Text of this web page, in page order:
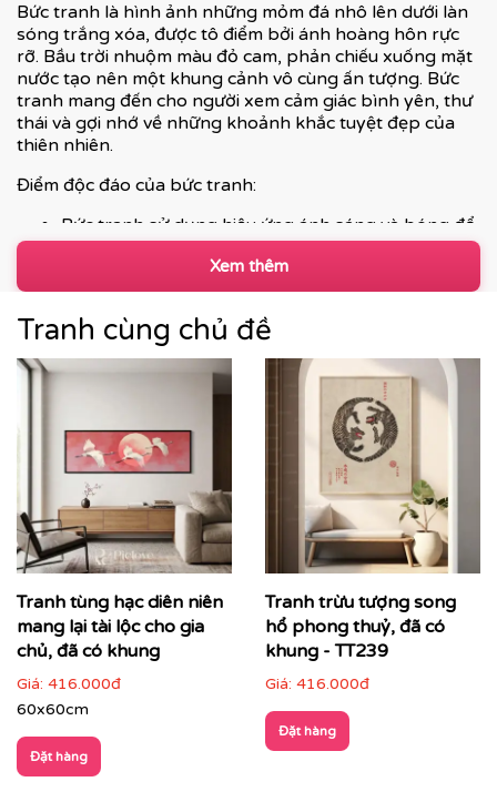
Bức tranh là hình ảnh những mỏm đá nhô lên dưới làn
sóng trắng xóa, được tô điểm bởi ánh hoàng hôn rực
rỡ. Bầu trời nhuộm màu đỏ cam, phản chiếu xuống mặt
nước tạo nên một khung cảnh vô cùng ấn tượng. Bức
tranh mang đến cho người xem cảm giác bình yên, thư
thái và gợi nhớ về những khoảnh khắc tuyệt đẹp của
thiên nhiên.
Điểm độc đáo của bức tranh:
Bức tranh sử dụng hiệu ứng ánh sáng và bóng đổ
để tạo nên chiều sâu và cảm giác huyền bí.
Sự kết hợp hài hòa giữa màu sắc rực rỡ của bầu
trời hoàng hôn và màu xanh của biển tạo nên một
khung cảnh ấn tượng.
Bức tranh mang đến cảm giác bình yên và thư
thái, giúp người xem giải tỏa căng thẳng.
Bức tranh này là một lựa chọn hoàn hảo cho những ai
yêu thích vẻ đẹp huyền bí và lãng mạn của thiên nhiên.
Xem thêm
Tranh cùng chủ đề
Tranh tùng hạc diên niên
mang lại tài lộc cho gia
chủ, đã có khung
Giá: 416.000đ
60x60cm
Đặt hàng
Tranh trừu tượng song
hổ phong thuỷ, đã có
khung - TT239
Giá: 416.000đ
Đặt hàng